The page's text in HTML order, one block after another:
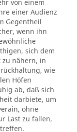
von einem
einer Audienz
Gegentheil
wenn ihn
sich dem
zu nähern, in
wie
Höfen
ab, daß sich
darbiete, um
ohne
Last zu fallen,